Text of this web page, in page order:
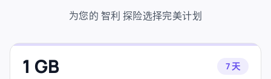
为您的 智利 探险选择完美计划
1 GB 7 天